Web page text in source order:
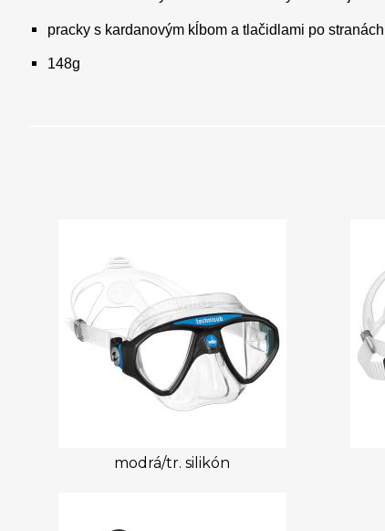
pracky s kardanovým kĺbom a tlačidlami po stranách
148g
modrá/tr. silikón